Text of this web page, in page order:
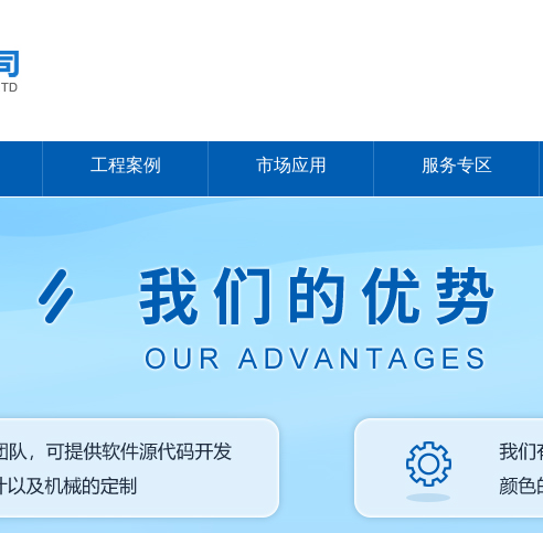
工程案例 市场应用 服务专区